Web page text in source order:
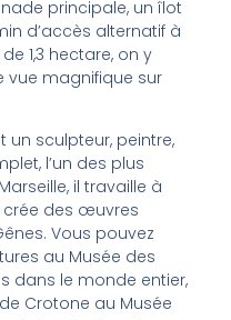
principale, un îlot
d’accès alternatif à
1,3 hectare, on y
vue magnifique sur
un sculpteur, peintre,
l’un des plus
il travaille à
crée des œuvres
Vous pouvez
au Musée des
dans le monde entier,
Crotone au Musée